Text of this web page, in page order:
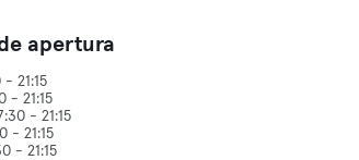
apertura
- 21:15
- 21:15
- 21:15
- 21:15
- 21:15